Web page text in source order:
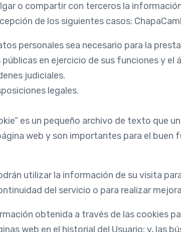
o compartir con terceros la
de los siguientes casos:
personales sea necesario para la
en ejercicio de sus funciones y el
judiciales.
legales.
es un pequeño archivo de texto que
web y son importantes para el
utilizar la información de su visita
del servicio o para realizar
obtenida a través de las cookies
web en el historial del Usuario; y, las